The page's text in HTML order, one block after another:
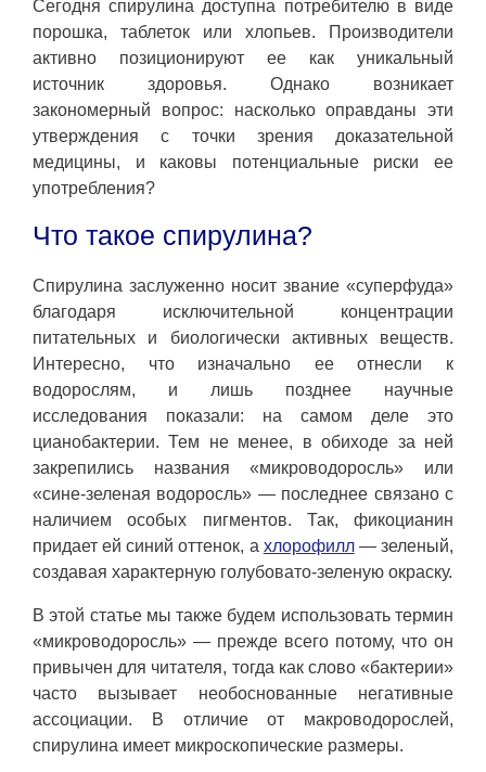
Сегодня спирулина доступна потребителю в виде
порошка, таблеток или хлопьев. Производители
активно позиционируют ее как уникальный
источник здоровья. Однако возникает
закономерный вопрос: насколько оправданы эти
утверждения с точки зрения доказательной
медицины, и каковы потенциальные риски ее
употребления?
Что такое спирулина?
Спирулина заслуженно носит звание «суперфуда»
благодаря исключительной концентрации
питательных и биологически активных веществ.
Интересно, что изначально ее отнесли к
водорослям, и лишь позднее научные
исследования показали: на самом деле это
цианобактерии. Тем не менее, в обиходе за ней
закрепились названия «микроводоросль» или
«сине-зеленая водоросль» — последнее связано с
наличием особых пигментов. Так, фикоцианин
придает ей синий оттенок, а хлорофилл— зеленый,
создавая характерную голубовато-зеленую окраску.
В этой статье мы также будем использовать термин
«микроводоросль» — прежде всего потому, что он
привычен для читателя, тогда как слово «бактерии»
часто вызывает необоснованные негативные
ассоциации. В отличие от макроводорослей,
спирулина имеет микроскопические размеры.